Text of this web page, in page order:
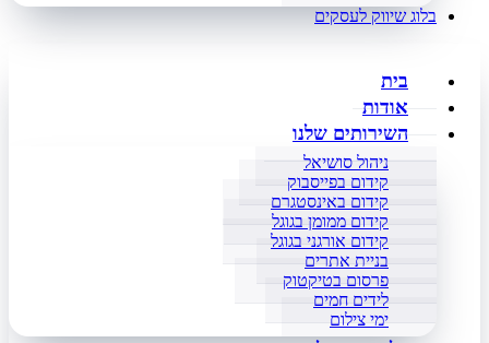
בלוג שיווק לעסקים
בית
אודות
השירותים שלנו
ניהול סושיאל
קידום בפייסבוק
קידום באינסטגרם
קידום ממומן בגוגל
קידום אורגני בגוגל
בניית אתרים
פרסום בטיקטוק
לידים חמים
ימי צילום